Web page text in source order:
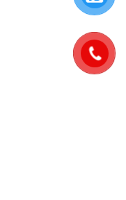
hay cầm tay?